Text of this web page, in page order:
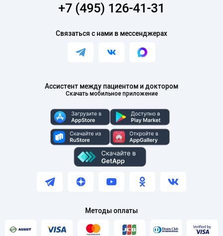
Ассистент между пациентом и доктором
Скачать мобильное приложение
+7 (495) 126-41-31
Связаться с нами в мессенджерах
Методы оплаты